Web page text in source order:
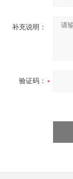
补充说明：
验证码：